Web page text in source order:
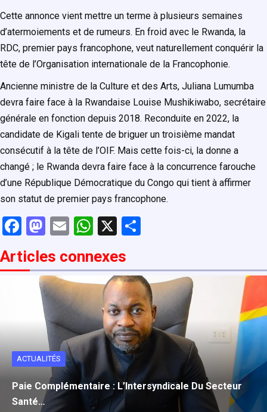
Cette annonce vient mettre un terme à plusieurs semaines
d’atermoiements et de rumeurs. En froid avec le Rwanda, la
RDC, premier pays francophone, veut naturellement conquérir la
tête de l’Organisation internationale de la Francophonie.
Ancienne ministre de la Culture et des Arts, Juliana Lumumba
devra faire face à la Rwandaise Louise Mushikiwabo, secrétaire
générale en fonction depuis 2018. Reconduite en 2022, la
candidate de Kigali tente de briguer un troisième mandat
consécutif à la tête de l’OIF. Mais cette fois-ci, la donne a
changé ; le Rwanda devra faire face à la concurrence farouche
d’une République Démocratique du Congo qui tient à affirmer
son statut de premier pays francophone.
F
a
ce
k
M
st
o
d
o
n
E
ail
W
at
s
A
p
p
X
ta
g
er
Articles connexes
ACTUALITÉS
Paie Complémentaire : L’Intersyndicale Du Secteur
Santé…